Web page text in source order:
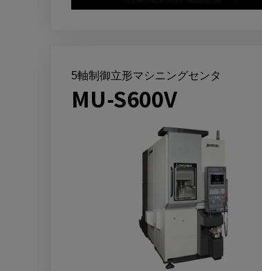
5軸制御立形マシニングセンタ
MU-S600V